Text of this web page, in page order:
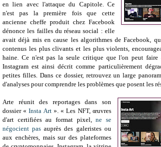
en lien avec l'attaque du Capitole. Ce
n'est pas la première fois que cette
ancienne cheffe produit chez Facebook
dénonce les failles du réseau social : elle
avait déjà mis en cause les algorithmes de Facebook,
contenus les plus clivants et les plus violents,
haine. Ce n'est pas la seule critique que l'on peut faire
Instagram est ainsi décrit comme particulièrement
petites filles. Dans ce dossier, retrouvez un large
d'analyses pour comprendre les problèmes que posent les
Arte réunit des reportages dans son
dossier «Insta Art». « Les NFT, œuvres
d'art certifiées au format pixel,ne se
négocient pas auprès des galeristes ou
aux enchères, mais sur des plateformes